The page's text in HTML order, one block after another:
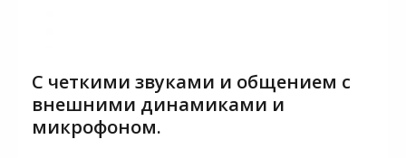
С четкими звуками и общением с
внешними динамиками и
микрофоном.